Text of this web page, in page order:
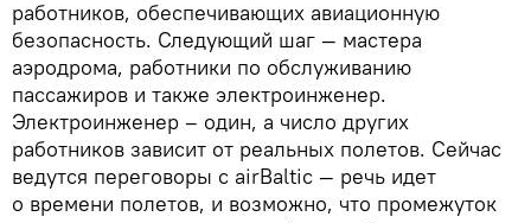
работников, обеспечивающих авиационную
безопасность. Следующий шаг — мастера
аэродрома, работники по обслуживанию
пассажиров и также электроинженер.
Электроинженер – один, а число других
работников зависит от реальных полетов. Сейчас
ведутся переговоры с airBaltic — речь идет
о времени полетов, и возможно, что промежуток